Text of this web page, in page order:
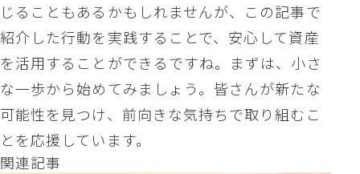
じることもあるかもしれませんが、この記事で
紹介した行動を実践することで、安心して資産
を活用することができるですね。まずは、小さ
な一歩から始めてみましょう。皆さんが新たな
可能性を見つけ、前向きな気持ちで取り組むこ
とを応援しています。
関連記事